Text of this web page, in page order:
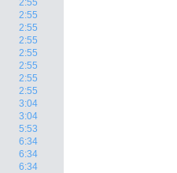
2:55
2:55
2:55
2:55
2:55
2:55
2:55
2:55
3:04
3:04
5:53
6:34
6:34
6:34